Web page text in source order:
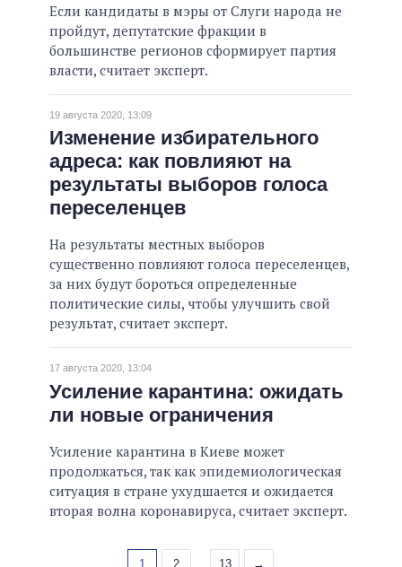
Если кандидаты в мэры от Слуги народа не
пройдут, депутатские фракции в
большинстве регионов сформирует партия
власти, считает эксперт.
19 августа 2020, 13:09
Изменение избирательного
адреса: как повлияют на
результаты выборов голоса
переселенцев
На результаты местных выборов
существенно повлияют голоса переселенцев,
за них будут бороться определенные
политические силы, чтобы улучшить свой
результат, считает эксперт.
17 августа 2020, 13:04
Усиление карантина: ожидать
ли новые ограничения
Усиление карантина в Киеве может
продолжаться, так как эпидемиологическая
ситуация в стране ухудшается и ожидается
вторая волна коронавируса, считает эксперт.
1 2 13 →